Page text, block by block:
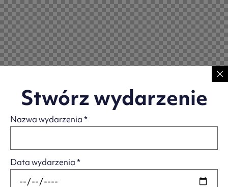
Stwórz wydarzenie
Nazwa wydarzenia*
Data wydarzenia*